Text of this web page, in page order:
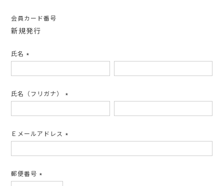
会員カード番号
新規発行
氏名
須)
氏名（フリガナ）
須)
Ｅメールアドレス
須)
郵便番号